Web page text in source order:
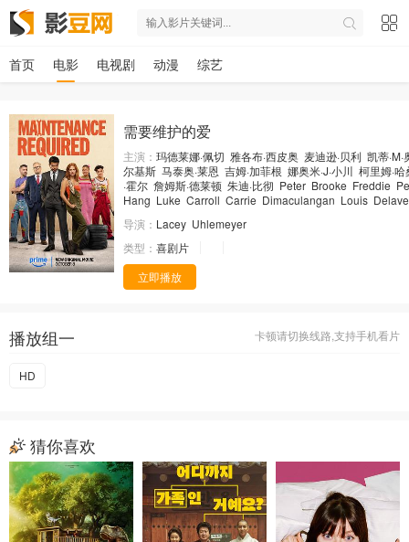
首页 电影 电视剧 动漫 综艺
需要维护的爱
主演： 玛德莱娜·佩切 雅各布·西皮奥 麦迪逊·贝利 凯蒂
尔基斯 马泰奥·莱恩 吉姆·加菲根 娜奥米·J·小川 柯里姆·哈
·霍尔 詹姆斯·德莱顿 朱迪·比彻 Peter Brooke Freddie
Hang Luke Carroll Carrie Dimaculangan Louis
导演： Lacey Uhlemeyer
类型： 喜剧片
立即播放
卡顿请切换线路,支持手机看片
播放组一
HD
猜你喜欢